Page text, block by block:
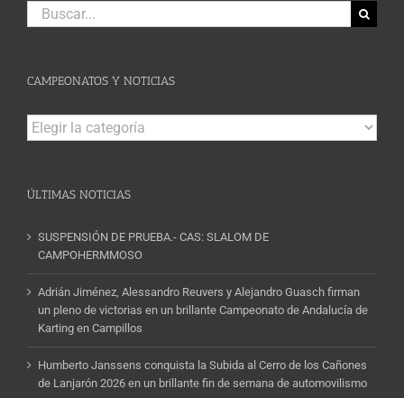
Buscar:
CAMPEONATOS Y NOTICIAS
Campeonatos
y
ÚLTIMAS NOTICIAS
SUSPENSIÓN DE PRUEBA.- CAS: SLALOM DE
CAMPOHERMMOSO
Adrián Jiménez, Alessandro Reuvers y Alejandro Guasch firman
un pleno de victorias en un brillante Campeonato de Andalucía de
Karting en Campillos
Humberto Janssens conquista la Subida al Cerro de los Cañones
de Lanjarón 2026 en un brillante fin de semana de automovilismo